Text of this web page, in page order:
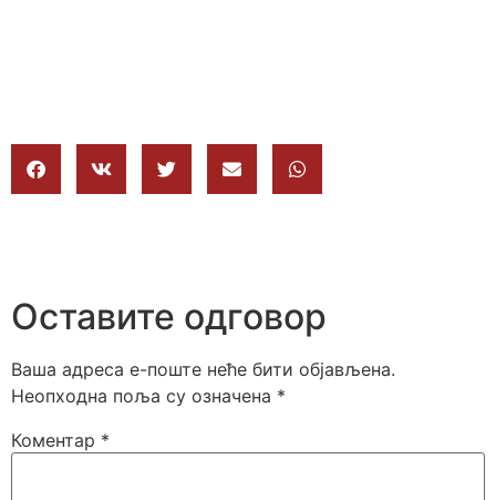
Оставите одговор
Ваша адреса е-поште неће бити објављена.
Неопходна поља су означена *
Коментар *